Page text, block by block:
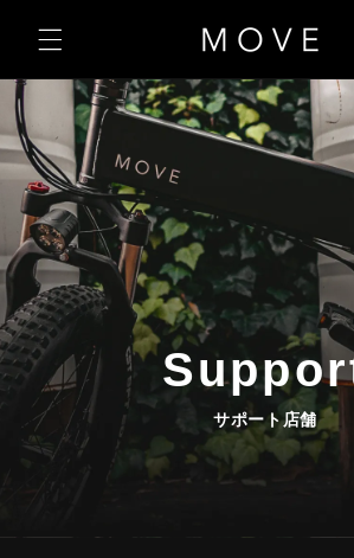
コンテン
ツに進む
サポート店舗